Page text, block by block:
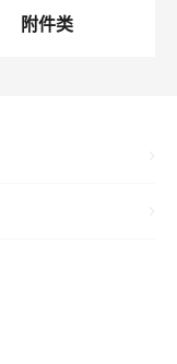
附件类